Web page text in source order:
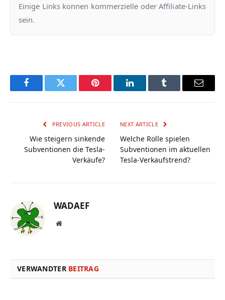
Einige Links konnen kommerzielle oder Affiliate-Links
sein.
FacebookTwitter Pinterest LinkedInTumblr Email
PREVIOUS ARTICLE
Wie steigern sinkende
Subventionen die Tesla-
Verkäufe?
NEXT ARTICLE
Welche Rolle spielen
Subventionen im aktuellen
Tesla-Verkaufstrend?
WADAEF
Website
VERWANDTER BEITRAG